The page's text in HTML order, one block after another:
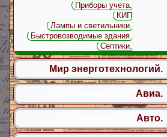
Приборы учета.
КИП
Лампы и светильники.
Быстровозводимые здания.
Септики.
Мир энерготехнологий.
Авиа.
Авто.